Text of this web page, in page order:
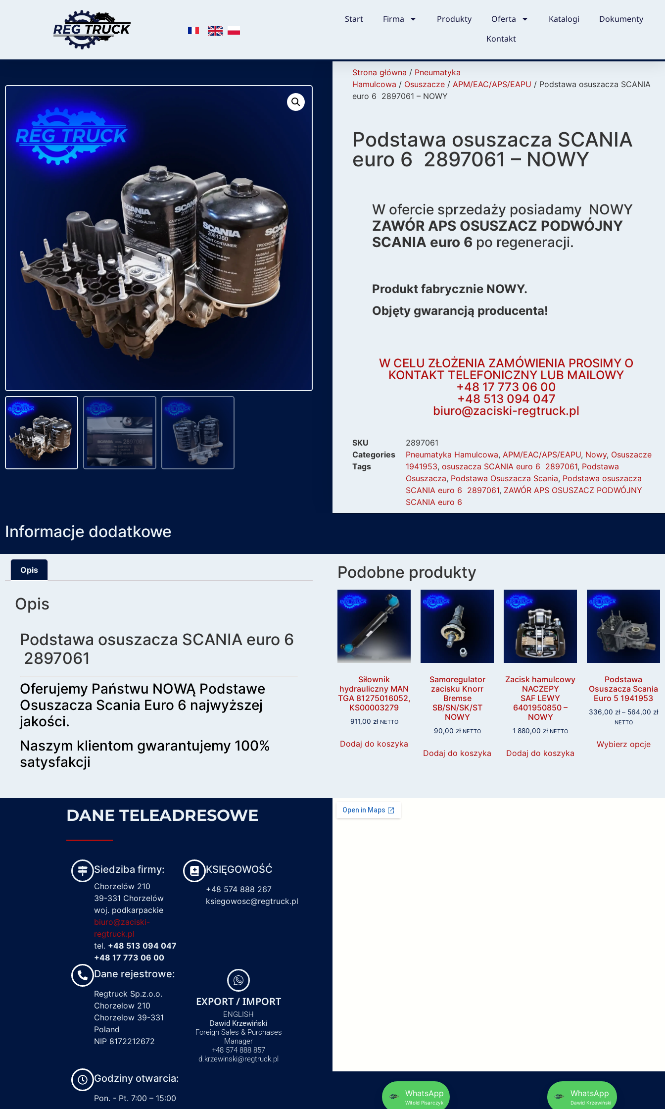
Start Firma Produkty Oferta Katalogi
Dokumenty
Kontakt
Strona główna / Pneumatyka
Hamulcowa / Osuszacze / APM/EAC/APS/EAPU / Podstawa osuszacza SCANIA
euro 6 2897061 – NOWY
Podstawa osuszacza SCANIA
euro 6 2897061 – NOWY
W ofercie sprzedaży posiadamy NOWY
ZAWÓR APS OSUSZACZ PODWÓJNY
SCANIA euro 6 po regeneracji.
Produkt fabrycznie NOWY.
Objęty gwarancją producenta!
W CELU ZŁOŻENIA ZAMÓWIENIA PROSIMY O
KONTAKT TELEFONICZNY LUB MAILOWY
+48 17 773 06 00
+48 513 094 047
biuro@zaciski-regtruck.pl
SKU
2897061
Categories
Pneumatyka Hamulcowa, APM/EAC/APS/EAPU, Nowy, Osuszacze
Tags
1941953, osuszacza SCANIA euro 6 2897061, Podstawa
Osuszacza, Podstawa Osuszacza Scania, Podstawa osuszacza
SCANIA euro 6 2897061, ZAWÓR APS OSUSZACZ PODWÓJNY
SCANIA euro 6
Informacje dodatkowe
Opis
Opis
Podstawa osuszacza SCANIA euro 6
2897061
Oferujemy Państwu NOWĄ Podstawe
Osuszacza Scania Euro 6 najwyższej
jakości.
Naszym klientom gwarantujemy 100%
satysfakcji
Podobne produkty
Siłownik
hydrauliczny MAN
TGA 81275016052,
KS00003279
911,00 zł NETTO
Dodaj do koszyka
Samoregulator
zacisku Knorr
Bremse
SB/SN/SK/ST
NOWY
90,00 zł NETTO
Dodaj do koszyka
Zacisk hamulcowy
NACZEPY
SAF LEWY
6401950850 –
NOWY
1 880,00 zł NETTO
Dodaj do koszyka
Podstawa
Osuszacza Scania
Euro 5 1941953
336,00 zł – 564,00 zł
NETTO
Wybierz opcje
DANE TELEADRESOWE
Siedziba firmy:
Chorzelów 210
39-331 Chorzelów
woj. podkarpackie
biuro@zaciski-
regtruck.pl
tel. +48 513 094 047
+48 17 773 06 00
KSIĘGOWOŚĆ
+48 574 888 267
ksiegowosc@regtruck.pl
Dane rejestrowe:
Regtruck Sp.z.o.o.
Chorzelow 210
Chorzelow 39-331
Poland
NIP 8172212672
EXPORT / IMPORT
ENGLISH
Dawid Krzewiński
Foreign Sales & Purchases
Manager
+48 574 888 857
d.krzewinski@regtruck.pl
Godziny otwarcia:
Pon. - Pt. 7:00 – 15:00
WhatsApp
Witold Pisarczyk
WhatsApp
Dawid Krzewiński